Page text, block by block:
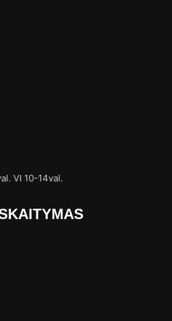
VI 10-14val.